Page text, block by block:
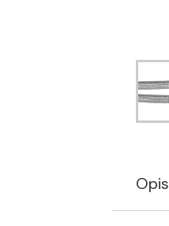
Opis